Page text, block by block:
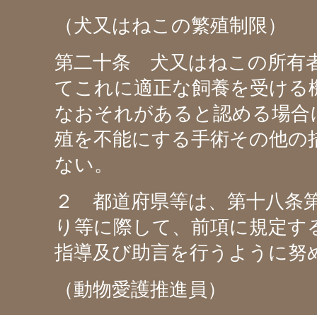
（犬又はねこの繁殖制限）
第二十条 犬又はねこの所有
てこれに適正な飼養を受け
なおそれがあると認める場
殖を不能にする手術その他
ない。
２ 都道府県等は、第十八条
り等に際して、前項に規定
指導及び助言を行うように
（動物愛護推進員）